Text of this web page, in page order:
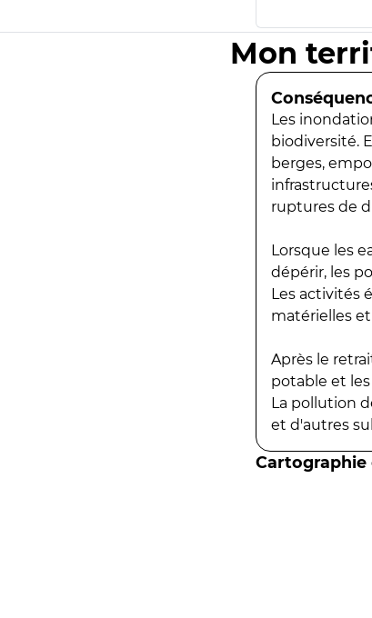
Mon
Les
biodiversité.
berges,
ruptures de
Lorsque les
dépérir, les
Les activités
matérielles
Après le
potable et
La pollution
et d'autres
Cartographie